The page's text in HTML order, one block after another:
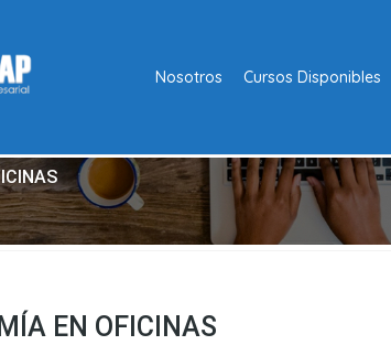
Nosotros Cursos Disponibles
EN OFICINAS